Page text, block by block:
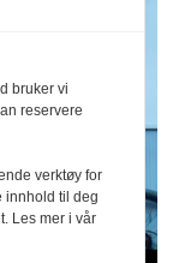
bruker vi
reservere
verktøy for
innhold til deg
Les mer i vår